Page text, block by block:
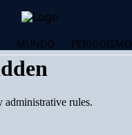
MUNDO PERIODISMO